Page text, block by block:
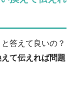
答えて良いの？
て伝えれば問題